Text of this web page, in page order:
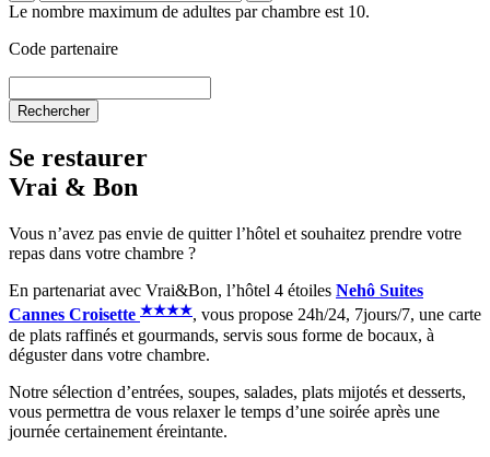
Le nombre maximum de adultes par chambre est 10.
Code partenaire
Se restaurer
Vrai & Bon
Vous n’avez pas envie de quitter l’hôtel et souhaitez prendre votre
repas dans votre chambre ?
En partenariat avec Vrai&Bon, l’hôtel 4 étoiles Nehô Suites
Cannes Croisette ★★★★, vous propose 24h/24, 7jours/7, une carte
de plats raffinés et gourmands, servis sous forme de bocaux, à
déguster dans votre chambre.
Notre sélection d’entrées, soupes, salades, plats mijotés et desserts,
vous permettra de vous relaxer le temps d’une soirée après une
journée certainement éreintante.